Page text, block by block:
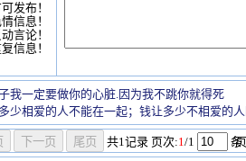
发布！
信息！
言论！
信息！
我一定要做你的心脏.因为我不跳你就得死
少相爱的人不能在一起；钱让多少不相爱的
共1记录 页次:1/1 条
/